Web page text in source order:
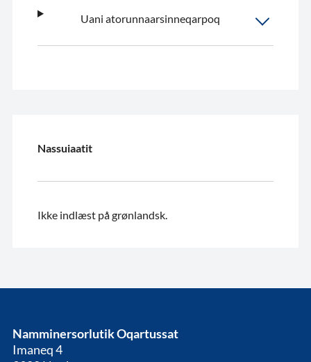
Uani atorunnaarsinneqarpoq
Nassuiaatit
Ikke indlæst på grønlandsk.
Namminersorlutik Oqartussat
Imaneq 4